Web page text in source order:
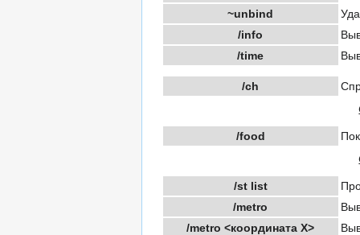
~unbind
/info
/time
/ch
/food
/st list
/metro
/metro <координата X>